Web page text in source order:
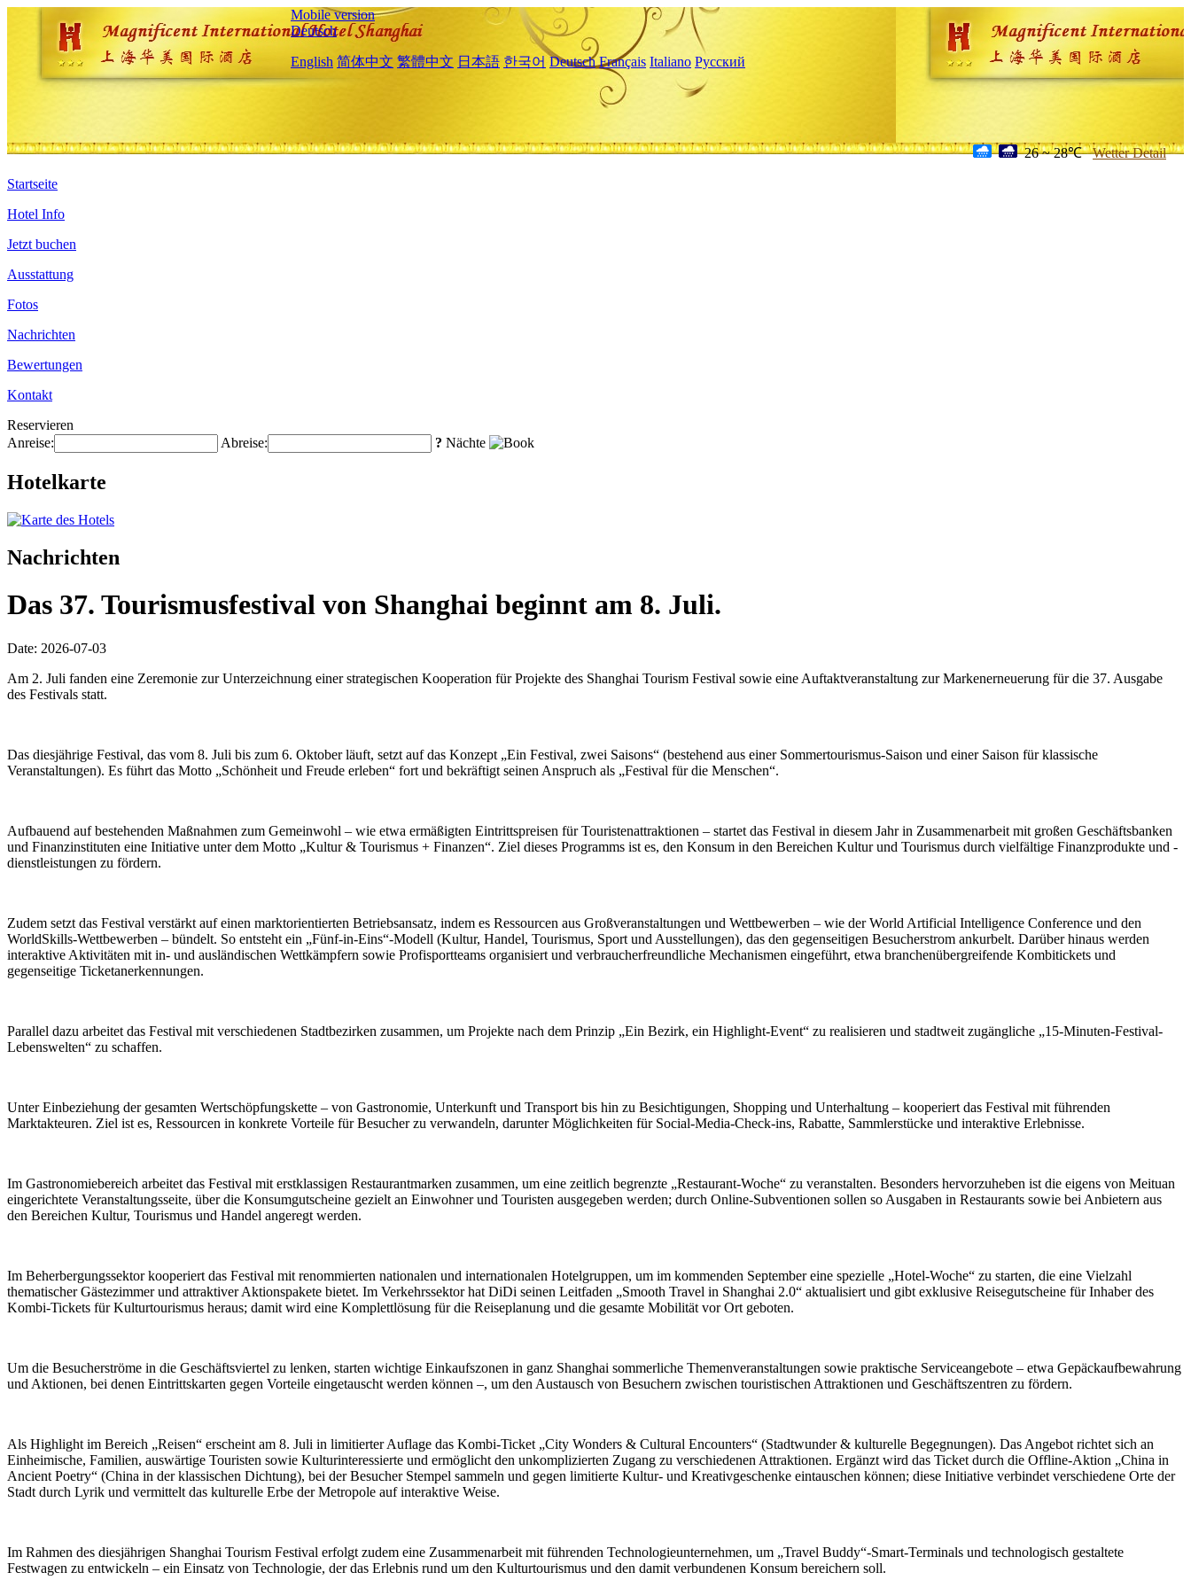
Mobile version
Deutsch
English 简体中文 繁體中文 日本語 한국어 Deutsch Français Italiano Русский
26 ~ 28℃ Wetter Detail
Startseite
Hotel Info
Jetzt buchen
Ausstattung
Fotos
Nachrichten
Bewertungen
Kontakt
Reservieren
Anreise:
Abreise: ? Nächte
Hotelkarte
Nachrichten
Das 37. Tourismusfestival von Shanghai beginnt am 8. Juli.
Date: 2026-07-03
Am 2. Juli fanden eine Zeremonie zur Unterzeichnung einer strategischen Kooperation für Projekte des Shanghai Tourism Festival sowie eine Auftaktveranstaltung zur Markenerneuerung für die 37. Ausgabe
des Festivals statt.
Das diesjährige Festival, das vom 8. Juli bis zum 6. Oktober läuft, setzt auf das Konzept „Ein Festival, zwei Saisons“ (bestehend aus einer Sommertourismus-Saison und einer Saison für klassische
Veranstaltungen). Es führt das Motto „Schönheit und Freude erleben“ fort und bekräftigt seinen Anspruch als „Festival für die Menschen“.
Aufbauend auf bestehenden Maßnahmen zum Gemeinwohl – wie etwa ermäßigten Eintrittspreisen für Touristenattraktionen – startet das Festival in diesem Jahr in Zusammenarbeit mit großen Geschäftsbanken
und Finanzinstituten eine Initiative unter dem Motto „Kultur & Tourismus + Finanzen“. Ziel dieses Programms ist es, den Konsum in den Bereichen Kultur und Tourismus durch vielfältige Finanzprodukte und -
dienstleistungen zu fördern.
Zudem setzt das Festival verstärkt auf einen marktorientierten Betriebsansatz, indem es Ressourcen aus Großveranstaltungen und Wettbewerben – wie der World Artificial Intelligence Conference und den
WorldSkills-Wettbewerben – bündelt. So entsteht ein „Fünf-in-Eins“-Modell (Kultur, Handel, Tourismus, Sport und Ausstellungen), das den gegenseitigen Besucherstrom ankurbelt. Darüber hinaus werden
interaktive Aktivitäten mit in- und ausländischen Wettkämpfern sowie Profisportteams organisiert und verbraucherfreundliche Mechanismen eingeführt, etwa branchenübergreifende Kombitickets und
gegenseitige Ticketanerkennungen.
Parallel dazu arbeitet das Festival mit verschiedenen Stadtbezirken zusammen, um Projekte nach dem Prinzip „Ein Bezirk, ein Highlight-Event“ zu realisieren und stadtweit zugängliche „15-Minuten-Festival-
Lebenswelten“ zu schaffen.
Unter Einbeziehung der gesamten Wertschöpfungskette – von Gastronomie, Unterkunft und Transport bis hin zu Besichtigungen, Shopping und Unterhaltung – kooperiert das Festival mit führenden
Marktakteuren. Ziel ist es, Ressourcen in konkrete Vorteile für Besucher zu verwandeln, darunter Möglichkeiten für Social-Media-Check-ins, Rabatte, Sammlerstücke und interaktive Erlebnisse.
Im Gastronomiebereich arbeitet das Festival mit erstklassigen Restaurantmarken zusammen, um eine zeitlich begrenzte „Restaurant-Woche“ zu veranstalten. Besonders hervorzuheben ist die eigens von Meituan
eingerichtete Veranstaltungsseite, über die Konsumgutscheine gezielt an Einwohner und Touristen ausgegeben werden; durch Online-Subventionen sollen so Ausgaben in Restaurants sowie bei Anbietern aus
den Bereichen Kultur, Tourismus und Handel angeregt werden.
Im Beherbergungssektor kooperiert das Festival mit renommierten nationalen und internationalen Hotelgruppen, um im kommenden September eine spezielle „Hotel-Woche“ zu starten, die eine Vielzahl
thematischer Gästezimmer und attraktiver Aktionspakete bietet. Im Verkehrssektor hat DiDi seinen Leitfaden „Smooth Travel in Shanghai 2.0“ aktualisiert und gibt exklusive Reisegutscheine für Inhaber des
Kombi-Tickets für Kulturtourismus heraus; damit wird eine Komplettlösung für die Reiseplanung und die gesamte Mobilität vor Ort geboten.
Um die Besucherströme in die Geschäftsviertel zu lenken, starten wichtige Einkaufszonen in ganz Shanghai sommerliche Themenveranstaltungen sowie praktische Serviceangebote – etwa Gepäckaufbewahrung
und Aktionen, bei denen Eintrittskarten gegen Vorteile eingetauscht werden können –, um den Austausch von Besuchern zwischen touristischen Attraktionen und Geschäftszentren zu fördern.
Als Highlight im Bereich „Reisen“ erscheint am 8. Juli in limitierter Auflage das Kombi-Ticket „City Wonders & Cultural Encounters“ (Stadtwunder & kulturelle Begegnungen). Das Angebot richtet sich an
Einheimische, Familien, auswärtige Touristen sowie Kulturinteressierte und ermöglicht den unkomplizierten Zugang zu verschiedenen Attraktionen. Ergänzt wird das Ticket durch die Offline-Aktion „China in
Ancient Poetry“ (China in der klassischen Dichtung), bei der Besucher Stempel sammeln und gegen limitierte Kultur- und Kreativgeschenke eintauschen können; diese Initiative verbindet verschiedene Orte der
Stadt durch Lyrik und vermittelt das kulturelle Erbe der Metropole auf interaktive Weise.
Im Rahmen des diesjährigen Shanghai Tourism Festival erfolgt zudem eine Zusammenarbeit mit führenden Technologieunternehmen, um „Travel Buddy“-Smart-Terminals und technologisch gestaltete
Festwagen zu entwickeln – ein Einsatz von Technologie, der das Erlebnis rund um den Kulturtourismus und den damit verbundenen Konsum bereichern soll.